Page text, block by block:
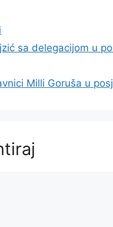
sa delegacijom u
Milli Goruša u